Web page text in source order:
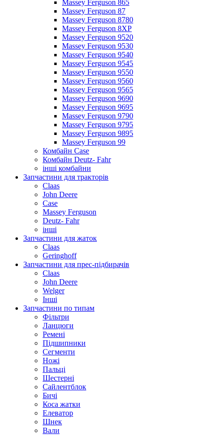
Massey Ferguson 865
Massey Ferguson 87
Massey Ferguson 8780
Massey Ferguson 8XP
Massey Ferguson 9520
Massey Ferguson 9530
Massey Ferguson 9540
Massey Ferguson 9545
Massey Ferguson 9550
Massey Ferguson 9560
Massey Ferguson 9565
Massey Ferguson 9690
Massey Ferguson 9695
Massey Ferguson 9790
Massey Ferguson 9795
Massey Ferguson 9895
Massey Ferguson 99
Комбайн Case
Комбайн Deutz- Fahr
інші комбайни
Запчастини для тракторів
Claas
John Deere
Case
Massey Ferguson
Deutz- Fahr
інші
Запчастини для жаток
Claas
Geringhoff
Запчастини для прес-підбирачів
Claas
John Deere
Welger
Інші
Запчастини по типам
Фільтри
Ланцюги
Ремені
Підшипники
Сегменти
Ножі
Пальці
Шестерні
Сайлентблок
Бичі
Коса жатки
Елеватор
Шнек
Вали